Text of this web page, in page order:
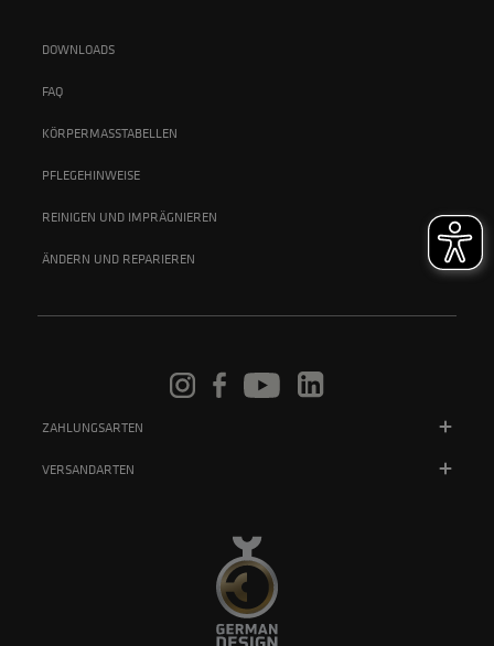
DOWNLOADS
FAQ
KÖRPERMASSTABELLEN
PFLEGEHINWEISE
REINIGEN UND IMPRÄGNIEREN
ÄNDERN UND REPARIEREN
ZAHLUNGSARTEN
VERSANDARTEN